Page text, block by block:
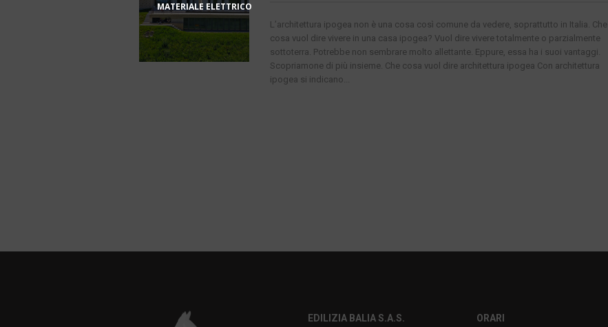
MATERIALE ELETTRICO
L’architettura ipogea non è una cosa così comune da vedere, soprattutto in Italia. Che
cosa vuol dire vivere in una casa ipogea? Vuol dire vivere totalmente o parzialmente
sottoterra. Potrebbe non sembrare molto allettante. Eppure, essa ha i suoi vantaggi.
Scopriamone di più insieme. Che cosa vuol dire architettura ipogea Con architettura
ipogea si indicano...
EDILIZIA BALIA S.A.S. ORARI